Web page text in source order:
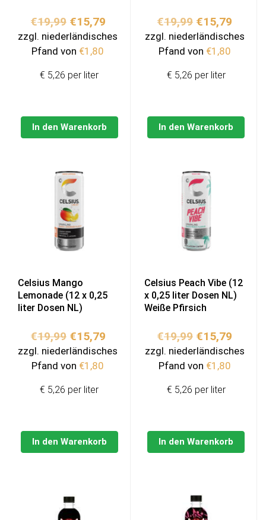
€19,99 Ursprünglicher
Preis
war:
€15,79Aktueller
Preis
zzgl. niederländisches
Pfand von €1,80
In den Warenkorb
€ 5,26 per liter
€19,99
Preis
war:
€15,79
Preis
zzgl. niederländisches
Pfand von €1,80
In den Warenkorb
€ 5,26 per liter
Celsius Mango
Lemonade (12 x 0,25
liter Dosen NL)
€19,99 Ursprünglicher
Preis
war:
€15,79Aktueller
Preis
zzgl. niederländisches
Pfand von €1,80
In den Warenkorb
€ 5,26 per liter
Celsius Peach Vibe (12
x 0,25 liter Dosen NL)
Weiße Pfirsich
€19,99
Preis
war:
€15,79
Preis
zzgl. niederländisches
Pfand von €1,80
In den Warenkorb
€ 5,26 per liter